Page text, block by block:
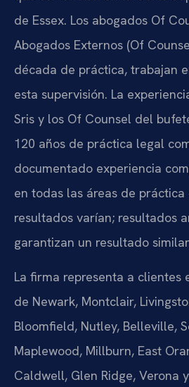
de Essex. Los abogados Of
Abogados Externos (Of
década de práctica, trabajan
esta supervisión. La
Sris y los Of Counsel del
120 años de práctica legal
documentado experiencia
en todas las áreas de práctica
resultados varían; resultados
garantizan un resultado
La firma representa a clientes
de Newark, Montclair,
Bloomfield, Nutley, Belleville,
Maplewood, Millburn, East
Caldwell, Glen Ridge, Verona